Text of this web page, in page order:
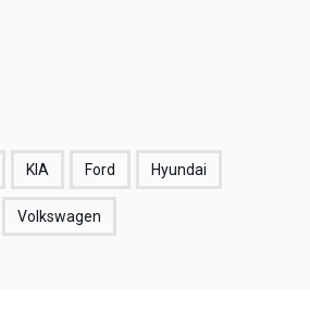
KIA Ford Hyundai
Volkswagen